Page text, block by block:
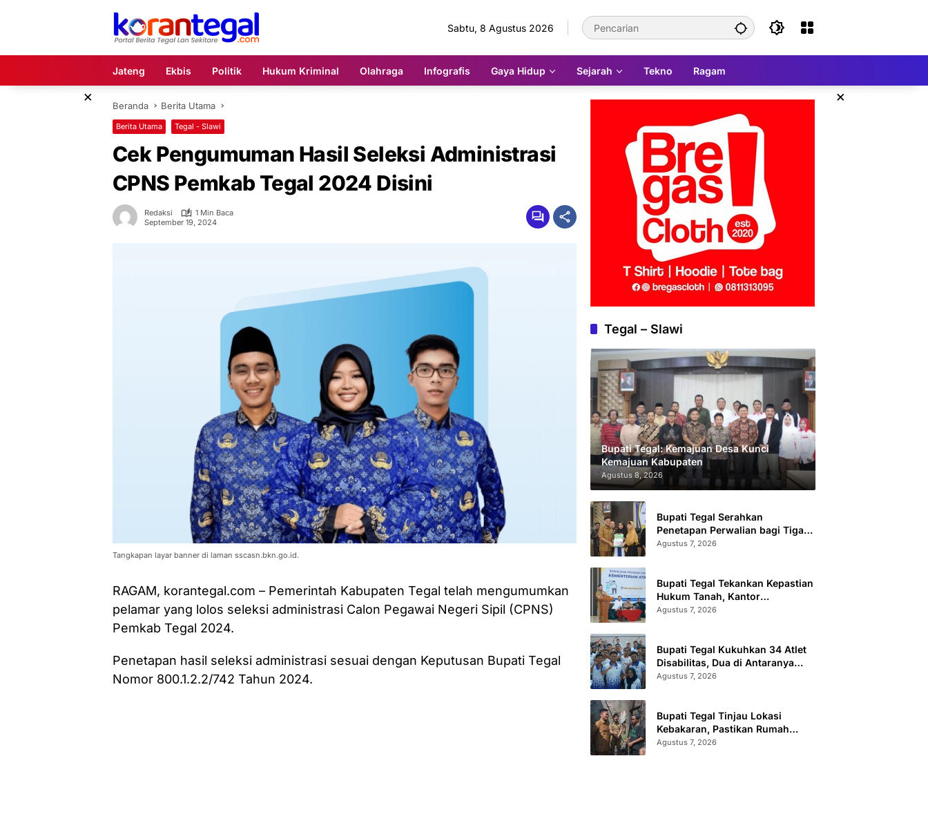
Sabtu, 8 Agustus 2026
Jateng Ekbis Politik Hukum Kriminal Olahraga Infografis Gaya Hidup Sejarah Tekno Ragam
× ×
Beranda Berita Utama
Berita Utama Tegal - Slawi
Cek Pengumuman Hasil Seleksi Administrasi
CPNS Pemkab Tegal 2024 Disini
Redaksi
1 Min Baca
September 19, 2024
Tangkapan layar banner di laman sscasn.bkn.go.id.
RAGAM, korantegal.com – Pemerintah Kabupaten Tegal telah mengumumkan
pelamar yang lolos seleksi administrasi Calon Pegawai Negeri Sipil (CPNS)
Pemkab Tegal 2024.
Penetapan hasil seleksi administrasi sesuai dengan Keputusan Bupati Tegal
Nomor 800.1.2.2/742 Tahun 2024.
Tegal – Slawi
Bupati Tegal: Kemajuan Desa Kunci
Kemajuan Kabupaten
Agustus 8, 2026
Bupati Tegal Serahkan
Penetapan Perwalian bagi Tiga
Anak LKSA
Agustus 7, 2026
Bupati Tegal Tekankan Kepastian
Hukum Tanah, Kantor
Pertanahan Catat 296.869
Agustus 7, 2026
Bupati Tegal Kukuhkan 34 Atlet
Disabilitas, Dua di Antaranya
Berlaga di Level Dunia
Agustus 7, 2026
Bupati Tegal Tinjau Lokasi
Kebakaran, Pastikan Rumah
Korban Diperbaiki
Agustus 7, 2026